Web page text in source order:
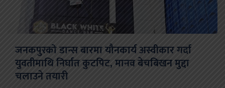
जनकपुरको डान्स बारमा यौनकार्य अस्वीकार गर्दा
युवतीमाथि निर्घात कुटपिट, मानव बेचबिखन मुद्दा
चलाउने तयारी